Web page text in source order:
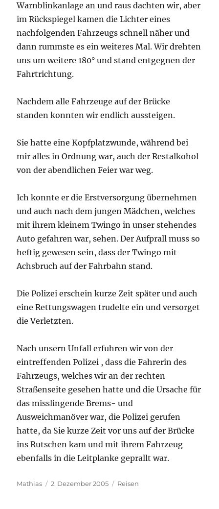
Warnblinkanlage an und raus dachten wir, aber
im Rückspiegel kamen die Lichter eines
nachfolgenden Fahrzeugs schnell näher und
dann rummste es ein weiteres Mal. Wir drehten
uns um weitere 180° und stand entgegnen der
Fahrtrichtung.
Nachdem alle Fahrzeuge auf der Brücke
standen konnten wir endlich aussteigen.
Sie hatte eine Kopfplatzwunde, während bei
mir alles in Ordnung war, auch der Restalkohol
von der abendlichen Feier war weg.
Ich konnte er die Erstversorgung übernehmen
und auch nach dem jungen Mädchen, welches
mit ihrem kleinem Twingo in unser stehendes
Auto gefahren war, sehen. Der Aufprall muss so
heftig gewesen sein, dass der Twingo mit
Achsbruch auf der Fahrbahn stand.
Die Polizei erschein kurze Zeit später und auch
eine Rettungswagen trudelte ein und versorget
die Verletzten.
Nach unsern Unfall erfuhren wir von der
eintreffenden Polizei , dass die Fahrerin des
Fahrzeugs, welches wir an der rechten
Straßenseite gesehen hatte und die Ursache für
das misslingende Brems- und
Ausweichmanöver war, die Polizei gerufen
hatte, da Sie kurze Zeit vor uns auf der Brücke
ins Rutschen kam und mit ihrem Fahrzeug
ebenfalls in die Leitplanke geprallt war.
Autor
Mathias
Veröffentlicht
2. Dezember 2005 Kategorien
Reisen